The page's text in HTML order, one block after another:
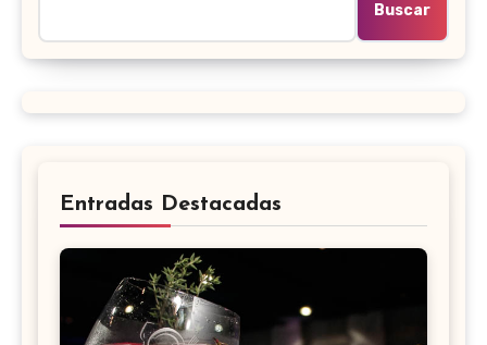
Buscar
Entradas Destacadas